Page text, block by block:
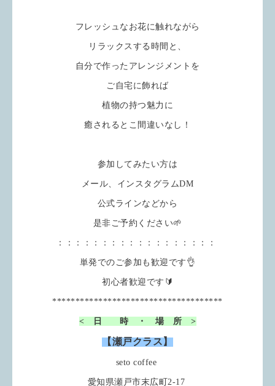
フレッシュなお花に触れながら
リラックスする時間と、
自分で作ったアレンジメントを
ご自宅に飾れば
植物の持つ魅力に
癒されるとこ間違いなし！
参加してみたい方は
メール、インスタグラムDM
公式ラインなどから
是非ご予約ください🌱
：：：：：：：：：：：：：：：：：：
単発でのご参加も歓迎です👌
初心者歓迎です🔰
*************************************
< 日 時 ・ 場 所 >
【瀬戸クラス】
seto coffee
愛知県瀬戸市末広町2-17